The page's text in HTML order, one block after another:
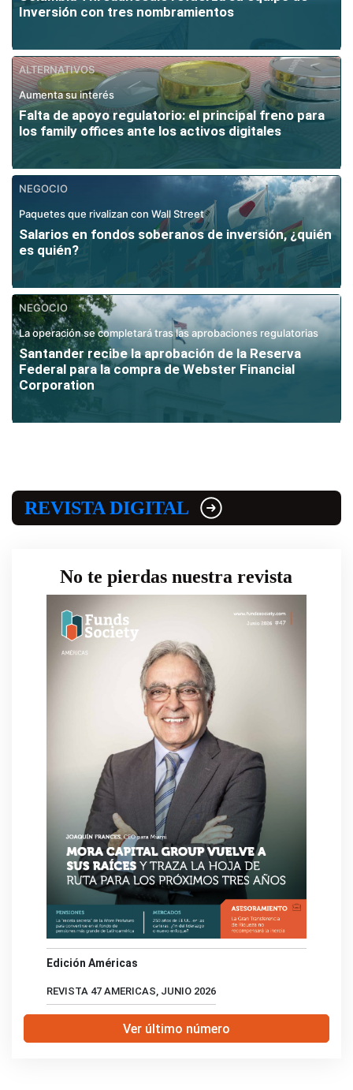
Inversión con tres nombramientos
ALTERNATIVOS
Aumenta su interés
Falta de apoyo regulatorio: el principal freno para
los family offices ante los activos digitales
NEGOCIO
Paquetes que rivalizan con Wall Street
Salarios en fondos soberanos de inversión, ¿quién
es quién?
NEGOCIO
La operación se completará tras las aprobaciones regulatorias
Santander recibe la aprobación de la Reserva
Federal para la compra de Webster Financial
Corporation
REVISTA DIGITAL
No te pierdas nuestra revista
Edición Américas
REVISTA 47 AMERICAS, JUNIO 2026
Ver último número